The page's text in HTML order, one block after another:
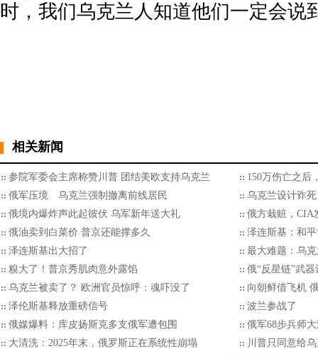
时，我们乌克兰人知道他们一定会说
相关新闻
参院军委会主席称赞川普 团结美欧支持乌克兰
150万伤亡之后
俄军压境 乌克兰强制撤离前线居民
乌克兰设计诈
俄境内爆炸声此起彼伏 乌军新年送大礼
俄方栽赃，CIA
俄油卖到白菜价 普京还能撑多久
泽连斯基：和
泽连斯基出大招了
最大难题：乌
糗大了！普京秀肌肉意外露馅
俄“反星链”武
乌克兰被卖了？ 欧洲官员惊呼：魂吓没了
向朝鲜借飞机
泽伦斯基释放重磅信号
波兰参战了
俄媒爆料：库皮扬斯克多支俄军遭包围
俄军68步兵师
大清洗：2025年末，俄罗斯正在系统性崩塌
川普只同意给